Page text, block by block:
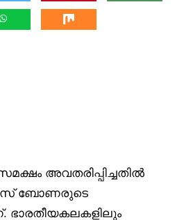
അവതരിപ്പിച്ചതിൽ
ബോണരുടെ
ഭാരതീയകലകളിലും